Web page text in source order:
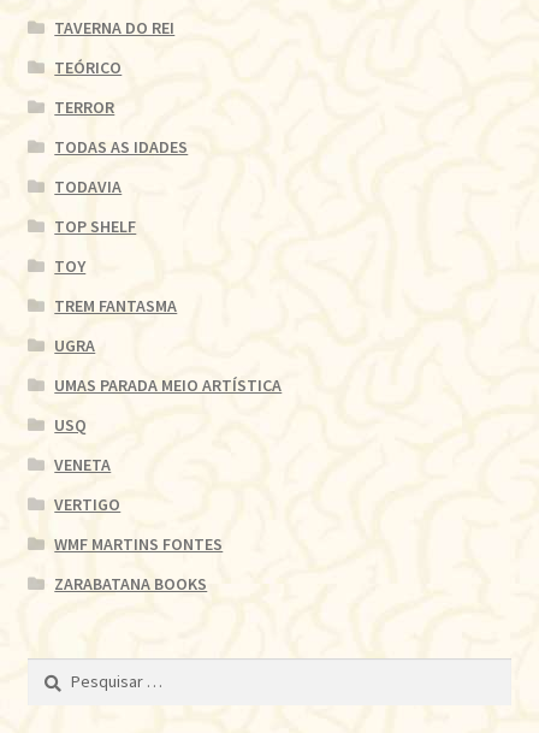
TAVERNA DO REI
TEÓRICO
TERROR
TODAS AS IDADES
TODAVIA
TOP SHELF
TOY
TREM FANTASMA
UGRA
UMAS PARADA MEIO ARTÍSTICA
USQ
VENETA
VERTIGO
WMF MARTINS FONTES
ZARABATANA BOOKS